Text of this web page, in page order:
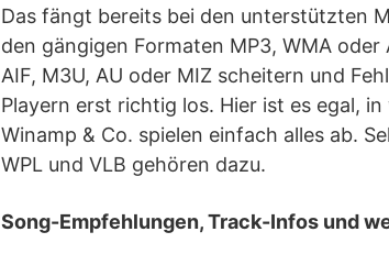
Das fängt bereits bei den unterstützten
den gängigen Formaten MP3, WMA
AIF, M3U, AU oder MIZ scheitern und
Playern erst richtig los. Hier ist es egal,
Winamp & Co. spielen einfach alles ab.
WPL und VLB gehören dazu.
Song-Empfehlungen, Track-Infos und